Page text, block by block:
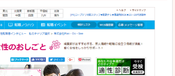
や勤務地など、すでに次のお仕事がイメージ
Q＆Aやノウハウが豊富なうえ、面接サポー
の掲載数が少ないです。